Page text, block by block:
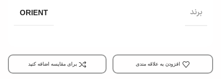
برند ORIENT
افزودن به علاقه مندی برای مقایسه اضافه کنید